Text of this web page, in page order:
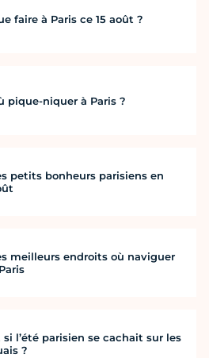
faire à Paris ce 15 août ?
pique-niquer à Paris ?
petits bonheurs parisiens en
meilleurs endroits où naviguer
si l’été parisien se cachait sur les
?